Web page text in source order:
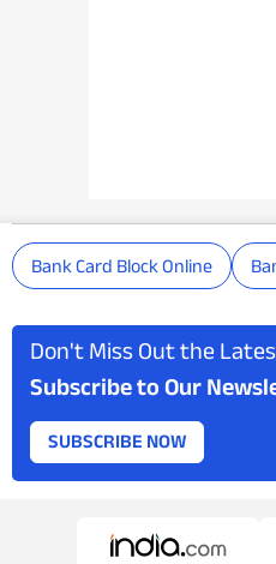
Bank Card Block Online
Don't Miss Out the
Subscribe to Our
SUBSCRIBE NOW